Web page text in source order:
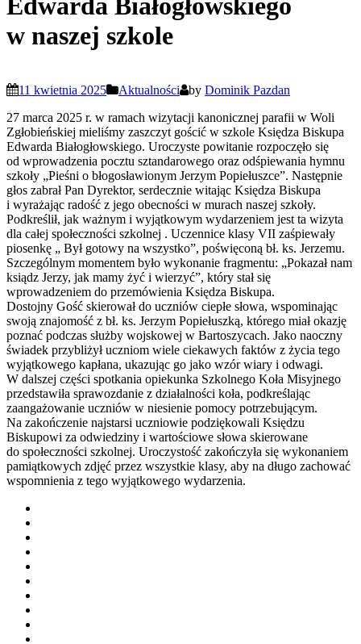
Edwarda Białogłowskiego
w naszej szkole
11 kwietnia 2025 Aktualności by Dominik Pazdan
27 marca 2025 r. w ramach wizytacji kanonicznej parafii w Woli
Zgłobieńskiej mieliśmy zaszczyt gościć w szkole Księdza Biskupa
Edwarda Białogłowskiego. Uroczyste powitanie rozpoczęło się
od wprowadzenia pocztu sztandarowego oraz odśpiewania hymnu
szkoły „Pieśni o błogosławionym Jerzym Popiełuszce”. Następnie
głos zabrał Pan Dyrektor, serdecznie witając Księdza Biskupa
i wyrażając radość z jego obecności w murach naszej szkoły.
Podkreślił, jak ważnym i wyjątkowym wydarzeniem jest ta wizyta
dla całej społeczności szkolnej . Uczennice klasy VII zaśpiewały
piosenkę „ Był gotowy na wszystko”, poświęconą bł. ks. Jerzemu.
Szczególnym momentem było wykonanie fragmentu: „Pokazał nam
ksiądz Jerzy, jak mamy żyć i wierzyć”, który stał się
wprowadzeniem do przemówienia Księdza Biskupa.
Dostojny Gość skierował do uczniów ciepłe słowa, wspominając
swoją znajomość z bł. ks. Jerzym Popiełuszką, którego miał okazję
poznać podczas służby wojskowej w Bartoszycach. Jako naoczny
świadek przybliżył uczniom wiele ciekawych faktów z życia tego
wyjątkowego kapłana, ukazując go jako wzór wiary i odwagi.
W dalszej części spotkania opiekunka Szkolnego Koła Misyjnego
przedstawiła sprawozdanie z działalności koła, podkreślając
zaangażowanie uczniów w niesienie pomocy potrzebującym.
Na zakończenie najstarsi uczniowie podziękowali Księdzu
Biskupowi za odwiedziny i wartościowe słowa skierowane
do społeczności szkolnej. Uroczystość zakończyła się wykonaniem
pamiątkowych zdjęć przez wszystkie klasy, aby na długo zachować
wspomnienia z tego wyjątkowego wydarzenia.